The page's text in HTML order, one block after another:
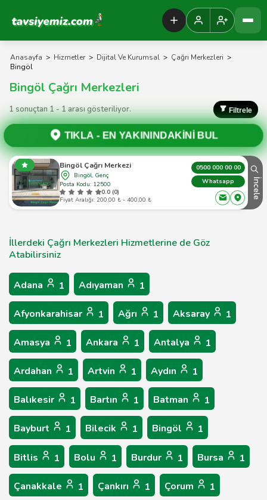
Tavsiyemiz Anasayfa
Anasayfa > Hizmetler > Dijital Ve Kurumsal > Çağrı Merkezleri >
Bingöl
Bingöl Çağrı Merkezleri
1 sonuçtan 1 - 1 arası gösteriliyor. Filtrele
TIKLA -EN YAKININDAKİNİ BUL
Bingöl Çağrı Merkezi
Bingöl, Genç
Posta Kodu: 12500
0.0 (0)
Fiyat Aralığı: 200,00 ₺ - 400,00 ₺
0500 000 00 00
Whatsapp
İncele
İllerdeki Çağrı Merkezleri Hizmetlerine de Göz
Atabilirsiniz
Adana 1 Adıyaman 1
Afyonkarahisar 1 Ağrı 1 Aksaray 1
Amasya 1 Ankara 1 Antalya 1
Ardahan 1 Artvin 1 Aydın 1
Balıkesir 1 Bartın 1 Batman 1
Bayburt 1 Bilecik 1 Bingöl 1
Bitlis 1 Bolu 1 Burdur 1 Bursa 1
Çanakkale 1 Çankırı 1 Çorum 1